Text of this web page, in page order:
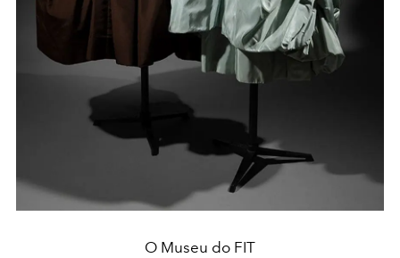
O Museu do FIT